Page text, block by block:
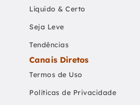
Líquido & Certo
Seja Leve
Tendências
Canais Diretos
Termos de Uso
Políticas de Privacidade